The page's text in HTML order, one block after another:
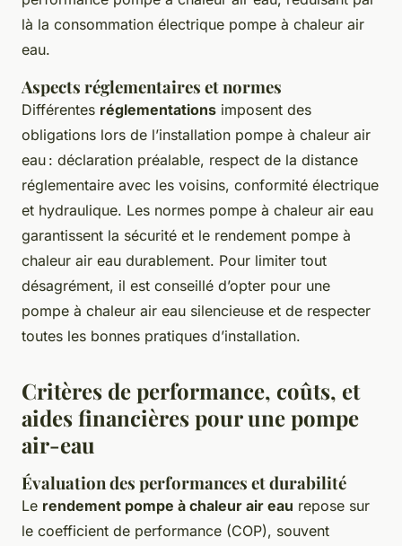
là la consommation électrique pompe à chaleur air
eau.
Aspects réglementaires et normes
Différentes réglementations imposent des
obligations lors de l’installation pompe à chaleur air
eau : déclaration préalable, respect de la distance
réglementaire avec les voisins, conformité électrique
et hydraulique. Les normes pompe à chaleur air eau
garantissent la sécurité et le rendement pompe à
chaleur air eau durablement. Pour limiter tout
désagrément, il est conseillé d’opter pour une
pompe à chaleur air eau silencieuse et de respecter
toutes les bonnes pratiques d’installation.
Critères de performance, coûts, et
aides financières pour une pompe
air-eau
Évaluation des performances et durabilité
Le rendement pompe à chaleur air eau repose sur
le coefficient de performance (COP), souvent